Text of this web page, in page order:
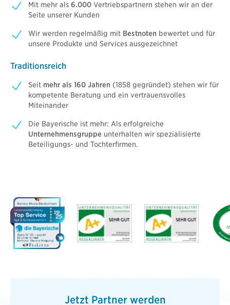
Mit mehr als 6.000 Vertriebspartnern stehen wir an der
Seite unserer Kunden
Wir werden regelmäßig mit Bestnoten bewertet und für
unsere Produkte und Services ausgezeichnet
Traditionsreich
Seit mehr als 160 Jahren (1858 gegründet) stehen wir für
kompetente Beratung und ein vertrauensvolles
Miteinander
Die Bayerische ist mehr: Als erfolgreiche
Unternehmensgruppe unterhalten wir spezialisierte
Beteiligungs- und Tochterfirmen.
Jetzt Partner werden